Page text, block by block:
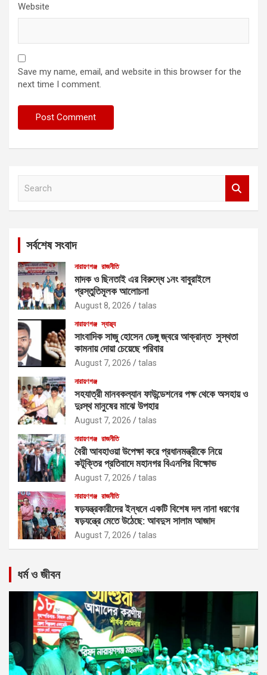
Website
Save my name, email, and website in this browser for the
next time I comment.
সর্বশেষ সংবাদ
নারায়ণগঞ্জ রাজনীতি
মাদক ও ছিনতাই এর বিরুদ্ধে ১নং বাবুরাইলে
প্রস্তুতিমূলক আলোচনা
August 8, 2026 talas
নারায়ণগঞ্জ স্বাস্থ্য
সাংবাদিক সাজু হোসেন ডেঙ্গু জ্বরে আক্রান্ত সুস্থতা
কামনায় দোয়া চেয়েছে পরিবার
August 7, 2026 talas
নারায়ণগঞ্জ
সহযাত্রী মানবকল্যান ফাউন্ডেশনের পক্ষ থেকে অসহায় ও
দুঃস্থ মানুষের মাঝে উপহার
August 7, 2026 talas
নারায়ণগঞ্জ রাজনীতি
বৈরী আবহাওয়া উপেক্ষা করে প্রধানমন্ত্রীকে নিয়ে
কটূক্তির প্রতিবাদে মহানগর বিএনপির বিক্ষোভ
August 7, 2026 talas
নারায়ণগঞ্জ রাজনীতি
ষড়যন্ত্রকারীদের ইন্ধনে একটি বিশেষ দল নানা ধরণের
ষড়যন্ত্রে মেতে উঠেছে: আবদুস সালাম আজাদ
August 7, 2026 talas
ধর্ম ও জীবন